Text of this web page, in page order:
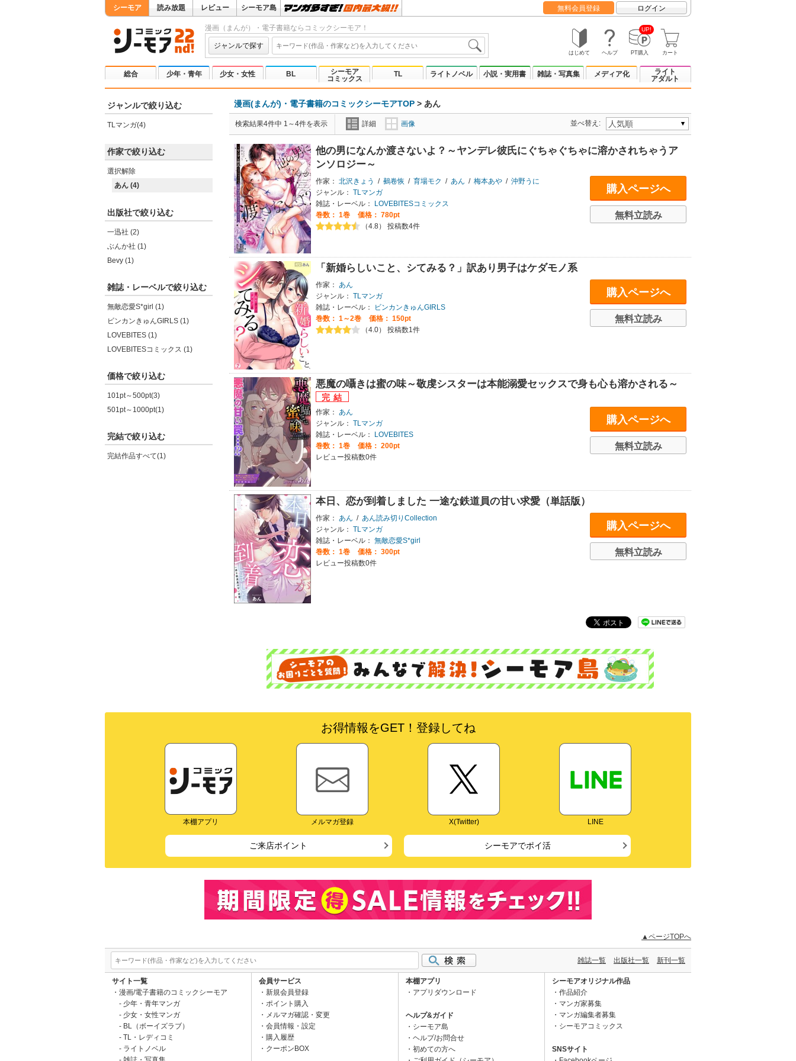
シーモア 読み放題 レビュー シーモア島 無料会員登録 ログイン
漫画（まんが）・電子書籍ならコミックシーモア！
ジャンルで探す
はじめて ヘルプ
UP!
PT購入 カート
総合 少年・青年 少女・女性 BL
シーモア
コミックス
TL ライトノベル 小説・実用書 雑誌・写真集 メディア化
ライト
アダルト
ジャンルで絞り込む
TLマンガ(4)
作家で絞り込む
選択解除
あん (4)
出版社で絞り込む
一迅社 (2)
ぶんか社 (1)
Bevy (1)
雑誌・レーベルで絞り込む
無敵恋愛S*girl (1)
ビンカンきゅんGIRLS (1)
LOVEBITES (1)
LOVEBITESコミックス (1)
価格で絞り込む
101pt～500pt(3)
501pt～1000pt(1)
完結で絞り込む
完結作品すべて(1)
漫画(まんが)・電子書籍のコミックシーモアTOP > あん
検索結果4件中 1～4件を表示 詳細 画像 並べ替え:
他の男になんか渡さないよ？～ヤンデレ彼氏にぐちゃぐちゃに溶かされちゃうア
ンソロジー～
作家： 北沢きょう / 鵺卷恢 / 育場モク / あん / 梅本あや / 沖野うに
ジャンル： TLマンガ
雑誌・レーベル：
LOVEBITESコミックス
巻数： 1巻
価格： 780pt
（4.8） 投稿数4件
購入ページへ
無料立読み
「新婚らしいこと、シてみる？」訳あり男子はケダモノ系
作家： あん
ジャンル： TLマンガ
雑誌・レーベル：
ビンカンきゅんGIRLS
巻数： 1～2巻
価格： 150pt
（4.0） 投稿数1件
購入ページへ
無料立読み
悪魔の囁きは蜜の味～敬虔シスターは本能溺愛セックスで身も心も溶かされる～
作家： あん
ジャンル： TLマンガ
雑誌・レーベル：
LOVEBITES
巻数： 1巻
価格： 200pt
レビュー投稿数0件
購入ページへ
無料立読み
本日、恋が到着しました 一途な鉄道員の甘い求愛（単話版）
作家： あん / あん読み切りCollection
ジャンル： TLマンガ
雑誌・レーベル： 無敵恋愛S*girl
巻数： 1巻
価格： 300pt
レビュー投稿数0件
購入ページへ
無料立読み
お得情報をGET！登録してね
本棚アプリ メルマガ登録 X(Twitter) LINE
ご来店ポイント シーモアでポイ活
▲ページTOPへ
雑誌一覧 出版社一覧 新刊一覧
サイト一覧
漫画/電子書籍のコミックシーモア
少年・青年マンガ
少女・女性マンガ
BL（ボーイズラブ）
TL・レディコミ
ライトノベル
会員サービス
新規会員登録
ポイント購入
メルマガ確認・変更
会員情報・設定
購入履歴
クーポンBOX
本棚アプリ
アプリダウンロード
ヘルプ&ガイド
シーモア島
ヘルプ/お問合せ
初めての方へ
シーモアオリジナル作品
作品紹介
マンガ家募集
マンガ編集者募集
シーモアコミックス
SNSサイト